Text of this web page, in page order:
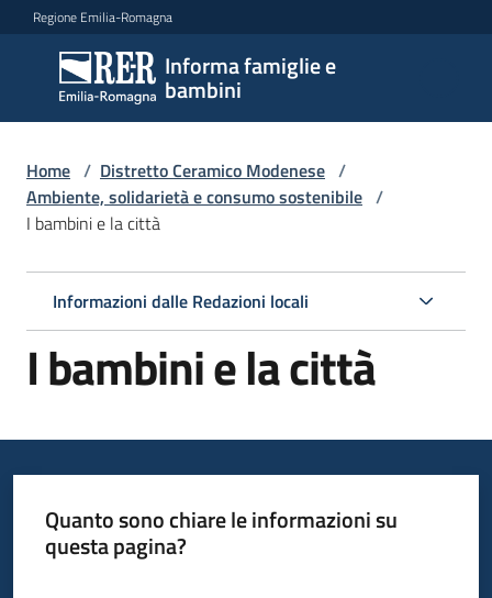
Vai al contenuto
Vai alla navigazione
Vai al footer
Regione Emilia-Romagna
Informa famiglie e
bambini
Informa
famiglie
e
bambini
famiglie
Informazioni
Home / Distretto Ceramico Modenese /
Ambiente, solidarietà e consumo sostenibile /
I bambini e la città
Informazioni dalle Redazioni locali
I bambini e la città
Quanto sono chiare le informazioni su
questa pagina?